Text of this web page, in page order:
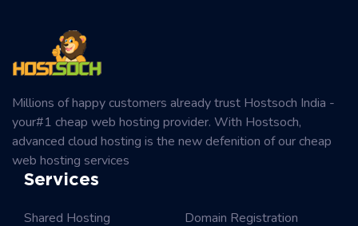
Millions of happy customers already trust Hostsoch India -
your#1 cheap web hosting provider. With Hostsoch,
advanced cloud hosting is the new defenition of our cheap
web hosting services
Services
Shared Hosting
Domain Registration